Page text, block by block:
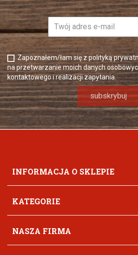
Zapoznałem/łam się z polityką
na przetwarzanie moich danych
kontaktowego i realizacji zapytania.
INFORMACJA O SKLEPIE
KATEGORIE
NASZA FIRMA